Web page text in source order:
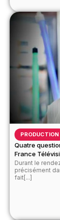
PRODUCTION
Quatre
France
Durant le
précisément
fait[...]